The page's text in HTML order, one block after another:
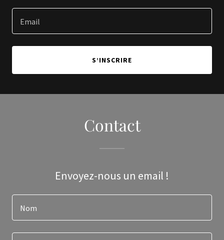
Email
S’INSCRIRE
Contact
Envoyez-nous un email !
Nom